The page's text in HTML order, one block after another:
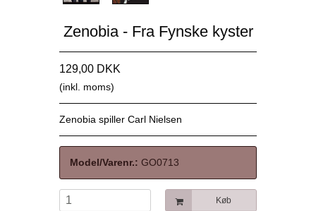
Zenobia - Fra Fynske kyster
129,00 DKK
(inkl. moms)
Zenobia spiller Carl Nielsen
Model/Varenr.: GO0713
Køb